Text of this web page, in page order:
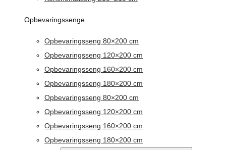
Opbevaringssenge
Opbevaringsseng 80×200 cm
Opbevaringsseng 120×200 cm
Opbevaringsseng 160×200 cm
Opbevaringsseng 180×200 cm
Opbevaringsseng 80×200 cm
Opbevaringsseng 120×200 cm
Opbevaringsseng 160×200 cm
Opbevaringsseng 180×200 cm